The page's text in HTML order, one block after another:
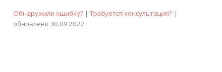
Обнаружили ошибку?| Требуется консультация?|
обновлено 30.09.2022